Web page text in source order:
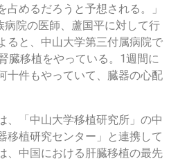
占めるだろうと予想される。」
病院の医師、蘆国平に対して行
ると、中山大学第三付属病院で
臓移植をやっている。1週間に
十件もやっていて、臓器の心配
、「中山大学移植研究所」の中
移植研究センター」と連携して
、中国における肝臓移植の最先